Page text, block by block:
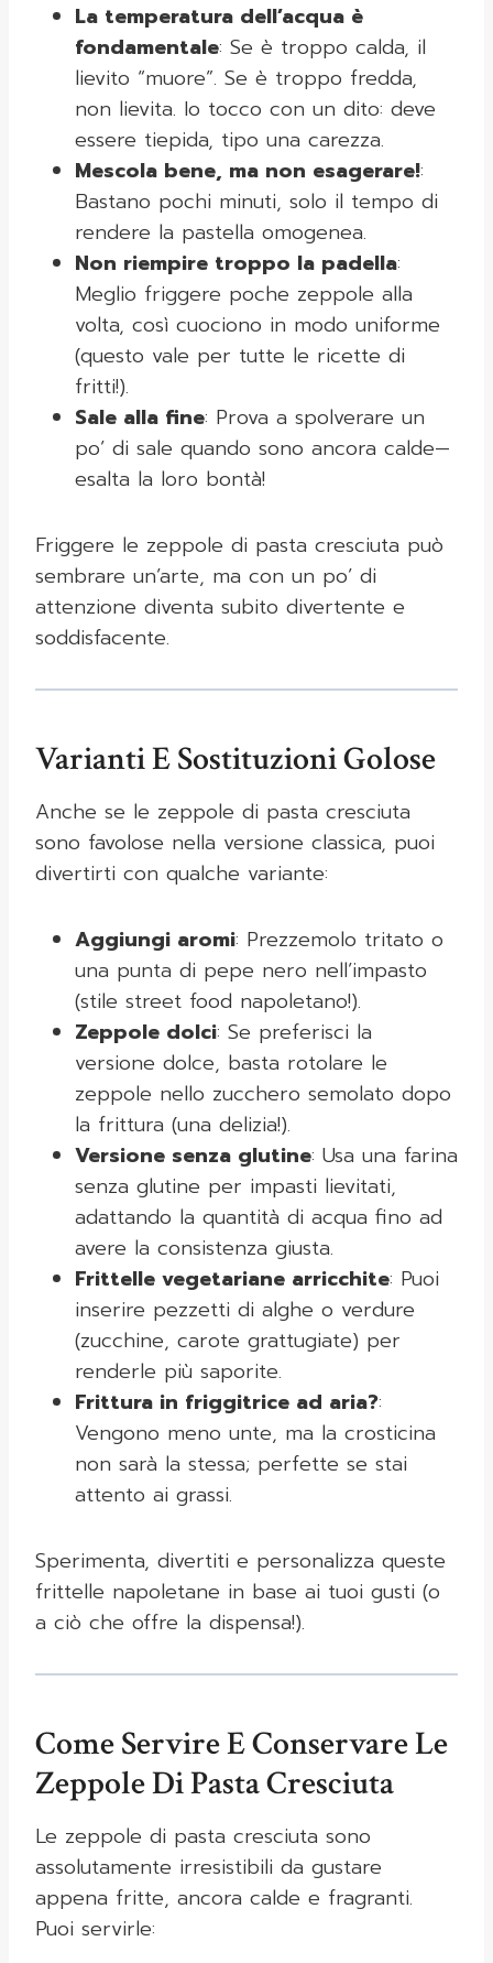
La temperatura dell’acqua è
fondamentale: Se è troppo calda, il
lievito “muore”. Se è troppo fredda,
non lievita. Io tocco con un dito: deve
essere tiepida, tipo una carezza.
Mescola bene, ma non esagerare!:
Bastano pochi minuti, solo il tempo di
rendere la pastella omogenea.
Non riempire troppo la padella:
Meglio friggere poche zeppole alla
volta, così cuociono in modo uniforme
(questo vale per tutte le ricette di
fritti!).
Sale alla fine: Prova a spolverare un
po’ di sale quando sono ancora calde—
esalta la loro bontà!
Friggere le zeppole di pasta cresciuta può
sembrare un’arte, ma con un po’ di
attenzione diventa subito divertente e
soddisfacente.
Varianti E Sostituzioni Golose
Anche se le zeppole di pasta cresciuta
sono favolose nella versione classica, puoi
divertirti con qualche variante:
Aggiungi aromi: Prezzemolo tritato o
una punta di pepe nero nell’impasto
(stile street food napoletano!).
Zeppole dolci: Se preferisci la
versione dolce, basta rotolare le
zeppole nello zucchero semolato dopo
la frittura (una delizia!).
Versione senza glutine: Usa una farina
senza glutine per impasti lievitati,
adattando la quantità di acqua fino ad
avere la consistenza giusta.
Frittelle vegetariane arricchite: Puoi
inserire pezzetti di alghe o verdure
(zucchine, carote grattugiate) per
renderle più saporite.
Frittura in friggitrice ad aria?:
Vengono meno unte, ma la crosticina
non sarà la stessa; perfette se stai
attento ai grassi.
Sperimenta, divertiti e personalizza queste
frittelle napoletane in base ai tuoi gusti (o
a ciò che offre la dispensa!).
Come Servire E Conservare Le
Zeppole Di Pasta Cresciuta
Le zeppole di pasta cresciuta sono
assolutamente irresistibili da gustare
appena fritte, ancora calde e fragranti.
Puoi servirle: